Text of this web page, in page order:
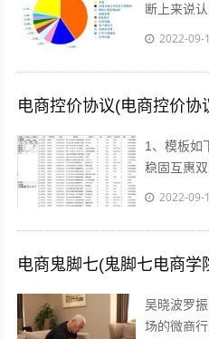
断上来说
商真的挣
2022-09-
电商控价协议(电商控价协
1、模板如
稳固互惠
具体合作
2022-09-
电商鬼脚七(鬼脚七电商学
吴晓波罗
场的微商